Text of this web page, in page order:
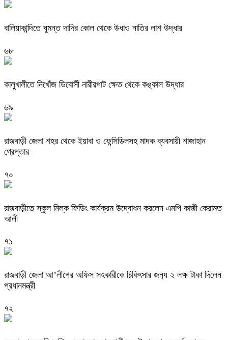
বালিয়াকান্দিতে ঘুমন্ত দাদির কোল থেকে উধাও নাতির লাশ উদ্ধার
৬৮
কালুখালীতে নিখোঁজ ডিবোর্সী নারীরপাট ক্ষেত থেকে কঙ্কাল উদ্ধার
৬৯
রাজবাড়ী জেলা শহর থেকে ইয়াবা ও ফেন্সিডিলসহ মাদক ব্যবসায়ী শাজাহান
গ্রেপ্তার
৭০
রাজবাড়ীতে স্কুল মিল্ক ফিডিং কার্যক্রম উদ্বোধন করলেন এমপি কাজী কেরামত
আলী
৭১
রাজবাড়ী জেলা আ’লী‌গের অ‌ফিস সহকারীকে চি‌কিৎসার জন‌্য ২ লক্ষ টাকা দি‌লেন
প্রধানমন্ত্রী
৭২